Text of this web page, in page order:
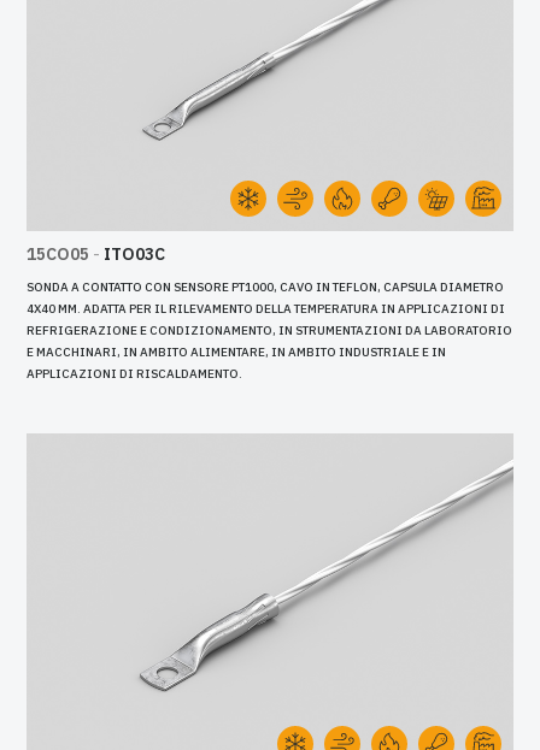
15CO05 - ITO03C
SONDA A CONTATTO CON SENSORE PT1000, CAVO IN TEFLON, CAPSULA DIAMETRO
4X40 MM. ADATTA PER IL RILEVAMENTO DELLA TEMPERATURA IN APPLICAZIONI DI
REFRIGERAZIONE E CONDIZIONAMENTO, IN STRUMENTAZIONI DA LABORATORIO
E MACCHINARI, IN AMBITO ALIMENTARE, IN AMBITO INDUSTRIALE E IN
APPLICAZIONI DI RISCALDAMENTO.